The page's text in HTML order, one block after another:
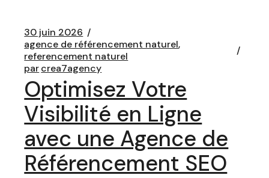
30 juin 2026
agence de référencement naturel
referencement naturel
parcrea7agency
Optimisez Votre
Visibilité en Ligne
avec une Agence de
Référencement SEO